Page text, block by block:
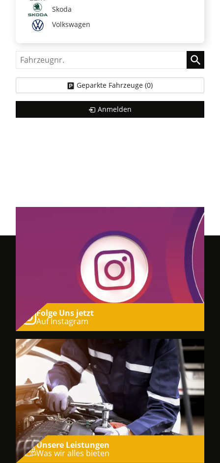
Skoda
Volkswagen
Fahrzeugnr.
Geparkte Fahrzeuge (0)
Anmelden
Folge Uns jetzt
Auf Instagram
Unsere Leistungen
Was wir alles bieten